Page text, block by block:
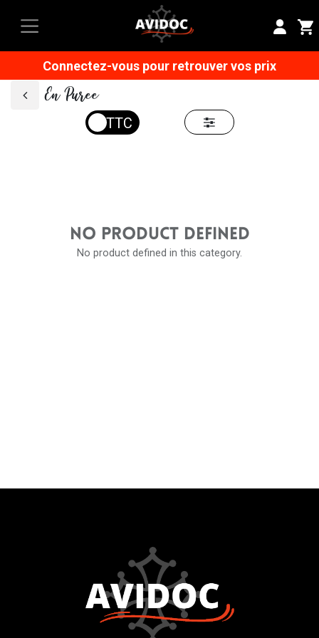
Connectez-vous pour retrouver vos prix
En Puree
NO PRODUCT DEFINED
No product defined in this category.